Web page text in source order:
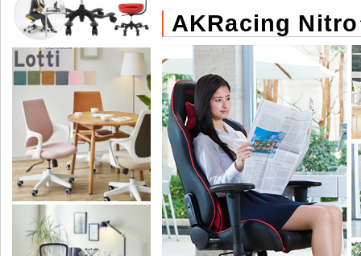
AKRacing Nitro